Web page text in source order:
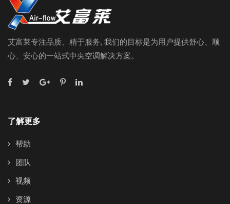
艾富莱专注品质、精于服务, 我们的目标是为用户提供舒心、顺
心、安心的一站式中央空调解决方案。
了解更多
帮助
团队
视频
资源